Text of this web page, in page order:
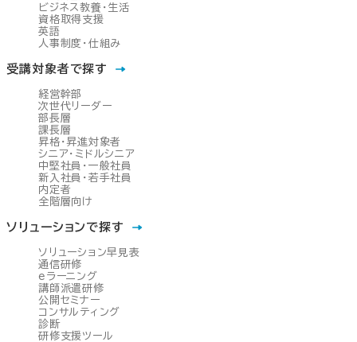
ビジネス教養・生活
資格取得支援
英語
人事制度・仕組み
受講対象者で探す
経営幹部
次世代リーダー
部長層
課長層
昇格・昇進対象者
シニア・ミドルシニア
中堅社員・一般社員
新入社員・若手社員
内定者
全階層向け
ソリューションで探す
ソリューション早見表
通信研修
eラーニング
講師派遣研修
公開セミナー
コンサルティング
診断
研修支援ツール